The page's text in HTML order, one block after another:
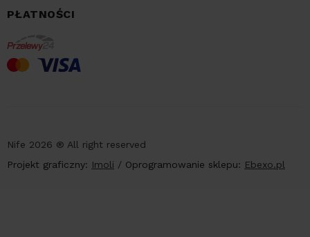
PŁATNOŚCI
Nife 2026 ® All right reserved
Projekt graficzny: Imoli / Oprogramowanie sklepu: Ebexo.pl